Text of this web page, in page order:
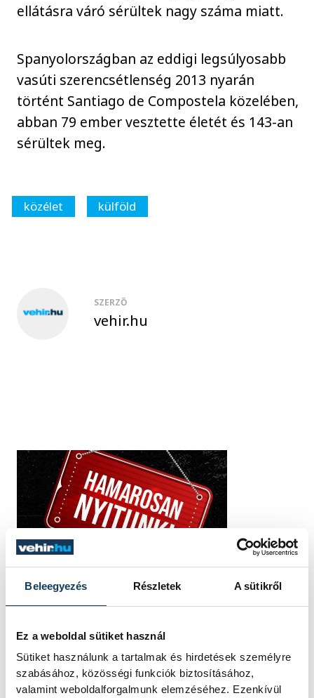
Beleegyezés Részletek A sütikről
Ez a weboldal sütiket használ
Sütiket használunk a tartalmak és hirdetések személyre
szabásához, közösségi funkciók biztosításához,
valamint weboldalforgalmunk elemzéséhez. Ezenkívül
ellátásra váró sérültek nagy száma miatt.
Spanyolországban az eddigi legsúlyosabb
vasúti szerencsétlenség 2013 nyarán
történt Santiago de Compostela közelében,
abban 79 ember vesztette életét és 143-an
sérültek meg.
közélet külföld
SZERZŐ
vehir.hu